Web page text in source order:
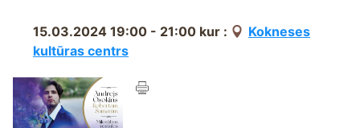
15.03.2024 19:00 - 21:00 kur :
Kokneses
kultūras centrs